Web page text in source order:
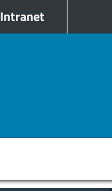
Intranet